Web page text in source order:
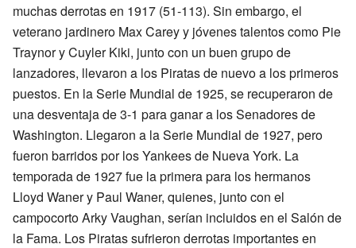
muchas derrotas en 1917 (51-113). Sin embargo, el
veterano jardinero Max Carey y jóvenes talentos como Pie
Traynor y Cuyler Kiki, junto con un buen grupo de
lanzadores, llevaron a los Piratas de nuevo a los primeros
puestos. En la Serie Mundial de 1925, se recuperaron de
una desventaja de 3-1 para ganar a los Senadores de
Washington. Llegaron a la Serie Mundial de 1927, pero
fueron barridos por los Yankees de Nueva York. La
temporada de 1927 fue la primera para los hermanos
Lloyd Waner y Paul Waner, quienes, junto con el
campocorto Arky Vaughan, serían incluidos en el Salón de
la Fama. Los Piratas sufrieron derrotas importantes en